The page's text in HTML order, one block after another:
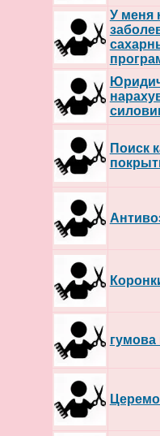
У меня
Поиск
гумова